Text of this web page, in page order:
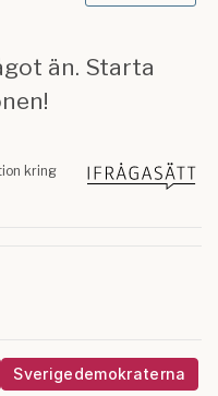
Sverigedemokraterna